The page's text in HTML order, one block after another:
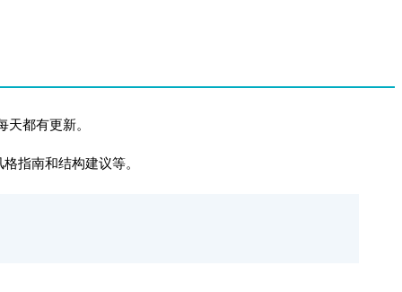
天都有更新。
指南和结构建议等。